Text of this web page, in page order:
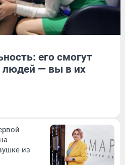
его смогут
людей — вы в их
из